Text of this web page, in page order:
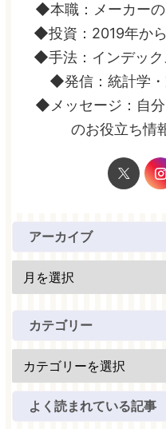
◆本職：メーカーの
◆投資：2019年か
◆手法：インデック
◆発信：統計学
◆メッセージ：自
のお役立ち情
アーカイブ
カテゴリー
よく読まれている記事